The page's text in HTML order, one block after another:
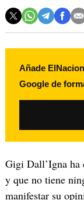
Añade
Google de
Gigi Dall’Igna ha
y que no tiene
manifestar su